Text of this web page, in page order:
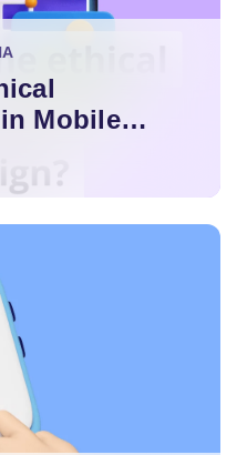
Mobile